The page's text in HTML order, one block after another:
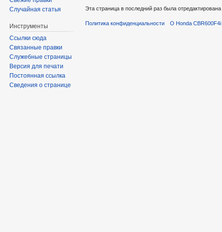
Случайная статья
Инструменты
Ссылки сюда
Связанные правки
Служебные страницы
Версия для печати
Постоянная ссылка
Сведения о странице
Эта страница в последний раз была
Политика конфиденциальности О Honda CBR600F4i